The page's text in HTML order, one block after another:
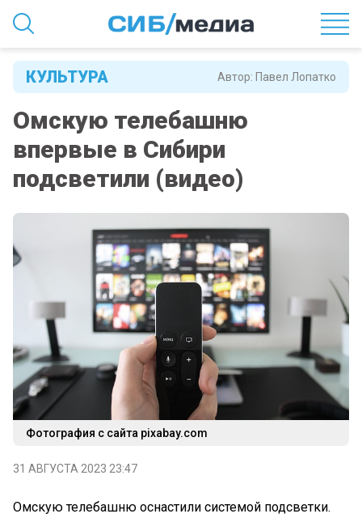
Автор: Павел Лопатко
КУЛЬТУРА
Омскую телебашню
впервые в Сибири
подсветили (видео)
Фотография с сайта pixabay.com
31 АВГУСТА 2023 23:47
Омскую телебашню оснастили системой подсветки.